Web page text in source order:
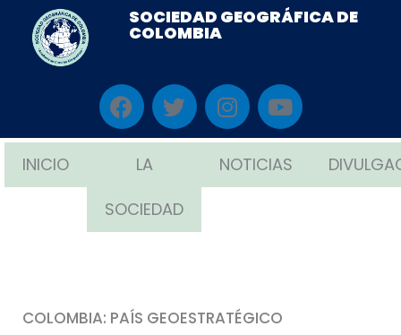
contenido
SOCIEDAD GEOGRÁFICA DE
COLOMBIA
F
a
c
o
o
T
w
i
e
r
I
n
s
t
a
Y
o
u
t
u
INICIO
LA
SOCIEDAD
NOTICIAS
COLOMBIA: PAÍS GEOESTRATÉGICO